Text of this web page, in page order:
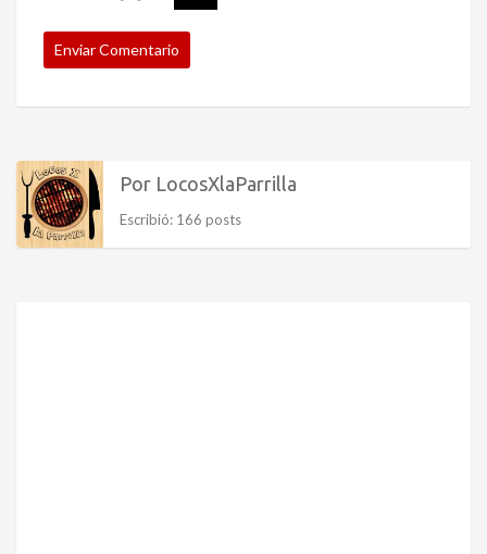
Por LocosXlaParrilla
Escribió: 166 posts